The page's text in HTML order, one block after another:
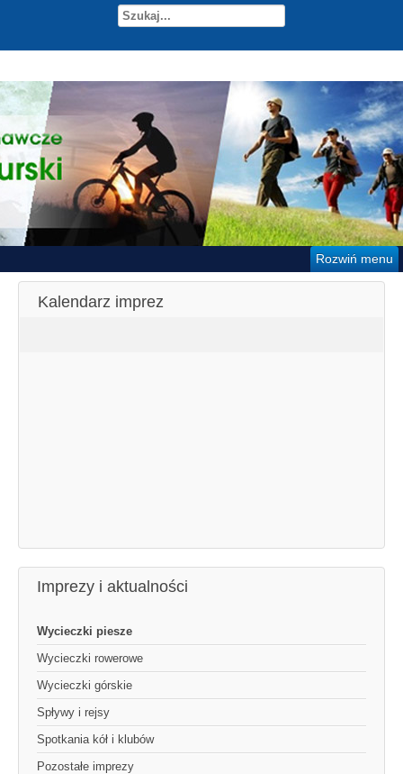
Rozwiń menu
Kalendarz imprez
Imprezy i aktualności
Wycieczki piesze
Wycieczki rowerowe
Wycieczki górskie
Spływy i rejsy
Spotkania kół i klubów
Pozostałe imprezy